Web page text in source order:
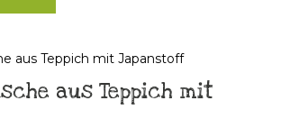
aus Teppich mit